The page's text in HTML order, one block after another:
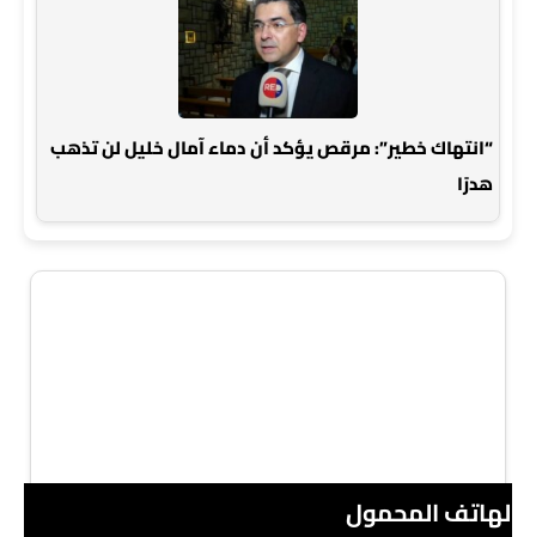
“انتهاك خطير”: مرقص يؤكد أن دماء آمال خليل لن تذهب
هدرًا
الهاتف المحمول